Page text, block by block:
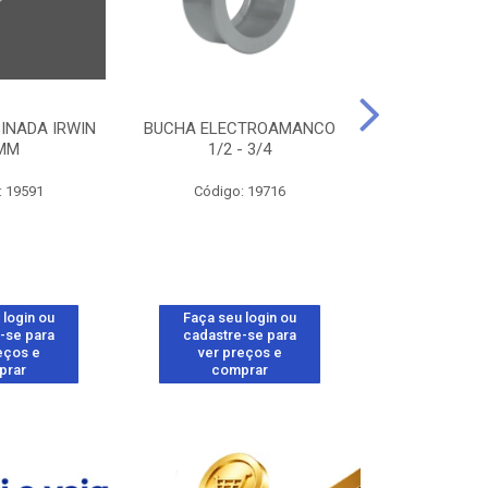
IRWIN
19591
login ou
se para
e
BUCHA ELECTROAMANCO
1/2 - 3/4
Código: 19716
Faça seu login ou
cadastre-se para
ver preços e
comprar